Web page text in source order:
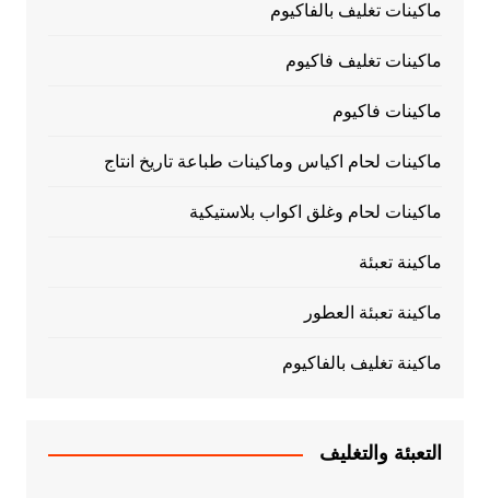
ماكينات تغليف بالفاكيوم
ماكينات تغليف فاكيوم
ماكينات فاكيوم
ماكينات لحام اكياس وماكينات طباعة تاريخ انتاج
ماكينات لحام وغلق اكواب بلاستيكية
ماكينة تعبئة
ماكينة تعبئة العطور
ماكينة تغليف بالفاكيوم
التعبئة والتغليف